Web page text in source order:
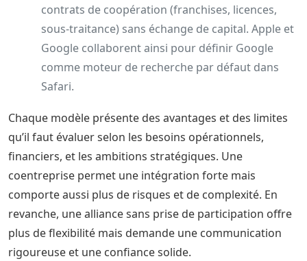
contrats de coopération (franchises, licences,
sous-traitance) sans échange de capital. Apple et
Google collaborent ainsi pour définir Google
comme moteur de recherche par défaut dans
Safari.
Chaque modèle présente des avantages et des limites
qu’il faut évaluer selon les besoins opérationnels,
financiers, et les ambitions stratégiques. Une
coentreprise permet une intégration forte mais
comporte aussi plus de risques et de complexité. En
revanche, une alliance sans prise de participation offre
plus de flexibilité mais demande une communication
rigoureuse et une confiance solide.